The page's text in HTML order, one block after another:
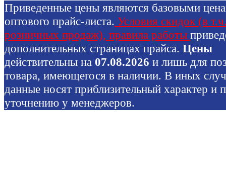
Приведенные цены являются базовыми
оптового прайс-листа. Условия скидок (в
розничных продаж), правила работы
дополнительных страницах прайса. Цены
действительны на 07.08.2026 и лишь для
товара, имеющегося в наличии. В иных
данные носят приблизительный характер и
уточнению у менеджеров.